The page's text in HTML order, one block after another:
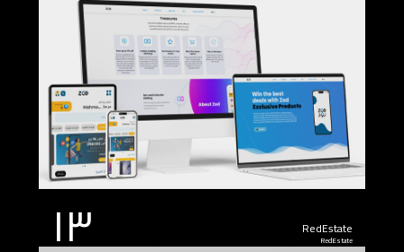
RedEstate
RedEstate ١٣